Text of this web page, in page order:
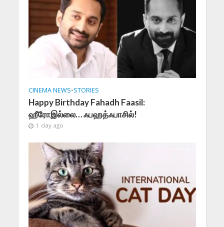
CINEMA NEWS•STORIES
Happy Birthday Fahadh Faasil:
ஹீரோஇல்லை… ஃபஹத்ஃபாசில்!
1 day ago